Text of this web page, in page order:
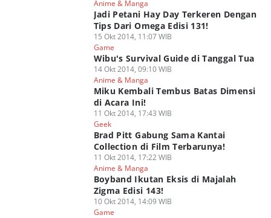
Anime & Manga
Jadi Petani Hay Day Terkeren Dengan
Tips Dari Omega Edisi 131!
15 Okt 2014, 11:07 WIB
Game
Wibu's Survival Guide di Tanggal Tua
14 Okt 2014, 09:10 WIB
Anime & Manga
Miku Kembali Tembus Batas Dimensi
di Acara Ini!
11 Okt 2014, 17:43 WIB
Geek
Brad Pitt Gabung Sama Kantai
Collection di Film Terbarunya!
11 Okt 2014, 17:22 WIB
Anime & Manga
Boyband Ikutan Eksis di Majalah
Zigma Edisi 143!
10 Okt 2014, 14:09 WIB
Game